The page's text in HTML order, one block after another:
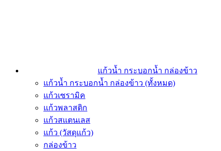
แก้วน้ำ กระบอกน้ำ กล่องข้าว
แก้วน้ำ กระบอกน้ำ กล่องข้าว (ทั้งหมด)
แก้วเซรามิค
แก้วพลาสติก
แก้วสแตนเลส
แก้ว (วัสดุแก้ว)
กล่องข้าว